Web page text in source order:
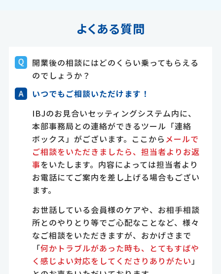
よくある質問
開業後の相談にはどのくらい乗ってもらえる
のでしょうか？
いつでもご相談いただけます！
IBJのお見合いセッティングシステム内に、
本部事務局との連絡ができるツール「連絡
ボックス」がございます。ここから メールで
ご相談をいただきましたら、担当者よりお返
事をいたします。内容によっては担当者より
お電話にてご案内を差し上げる場合もござい
ます。
お世話している会員様のケアや、お相手相談
所とのやりとり等でご心配なことなど、様々
なご相談をいただきますが、おかげさまで
「何かトラブルがあった時も、とてもすばや
く感じよい対応をしてくださりありがたい」